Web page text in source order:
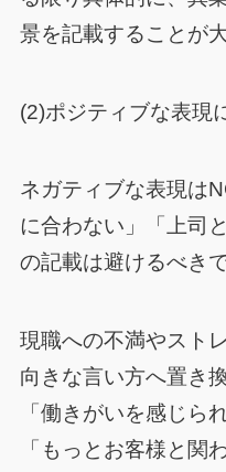
景を記載することが
(2)ポジティブな表現
ネガティブな表現は
に合わない」「上司
の記載は避けるべきで
現職への不満やスト
向きな言い方へ置き
「働きがいを感じら
「もっとお客様と関